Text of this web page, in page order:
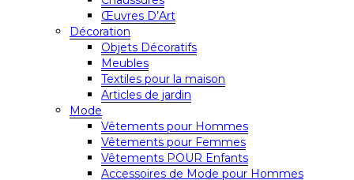
Œuvres D’Art
Décoration
Objets Décoratifs
Meubles
Textiles pour la maison
Articles de jardin
Mode
Vêtements pour Hommes
Vêtements pour Femmes
Vêtements POUR Enfants
Accessoires de Mode pour Hommes